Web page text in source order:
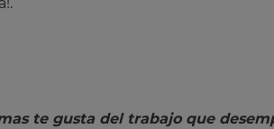
te gusta del trabajo que